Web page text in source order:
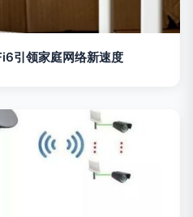
引领家庭网络新速度